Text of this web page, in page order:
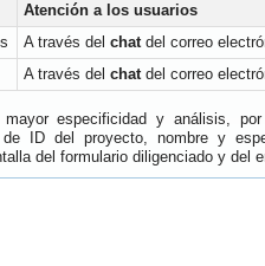
Atención a los usuarios
A través del chatdel correo
A través del chatdel correo
mayor especificidad y análisis,
ID del proyecto, nombre y
del formulario diligenciado y del